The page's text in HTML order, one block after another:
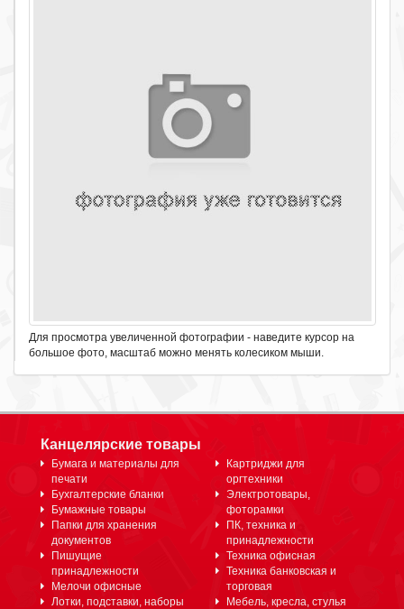
Для просмотра увеличенной фотографии - наведите курсор на
большое фото, масштаб можно менять колесиком мыши.
Канцелярские товары
Бумага и материалы для
печати
Бухгалтерские бланки
Бумажные товары
Папки для хранения
документов
Пишущие
принадлежности
Мелочи офисные
Лотки, подставки, наборы
Картриджи для
оргтехники
Электротовары,
фоторамки
ПК, техника и
принадлежности
Техника офисная
Техника банковская и
торговая
Мебель, кресла, стулья